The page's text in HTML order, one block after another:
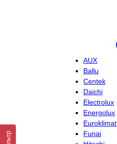
AUX
Ballu
Centek
Daichi
Electrolux
Energolux
Euroklimat
Funai